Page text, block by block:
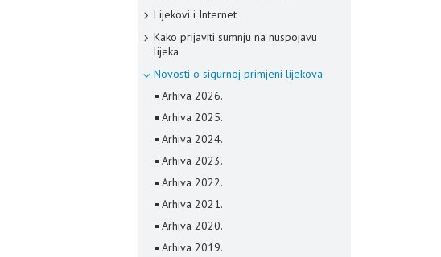
Lijekovi i Internet
Kako prijaviti sumnju na nuspojavu
lijeka
Novosti o sigurnoj primjeni lijekova
Arhiva 2026.
Arhiva 2025.
Arhiva 2024.
Arhiva 2023.
Arhiva 2022.
Arhiva 2021.
Arhiva 2020.
Arhiva 2019.